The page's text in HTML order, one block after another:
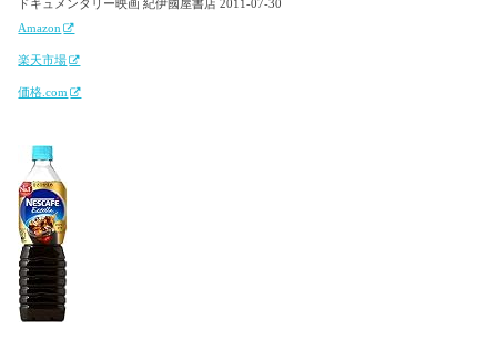
ドキュメンタリー映画 紀伊國屋書店 2011-07-30
Amazon
楽天市場
価格.com